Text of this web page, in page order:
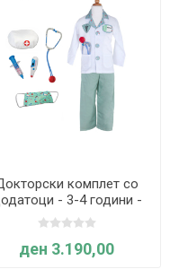
комплет со
- 3-4 години -
Great Pretenders
ден 3.190,00